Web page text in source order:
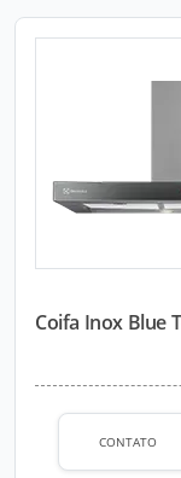
Coifa Inox Blue
CONTATO